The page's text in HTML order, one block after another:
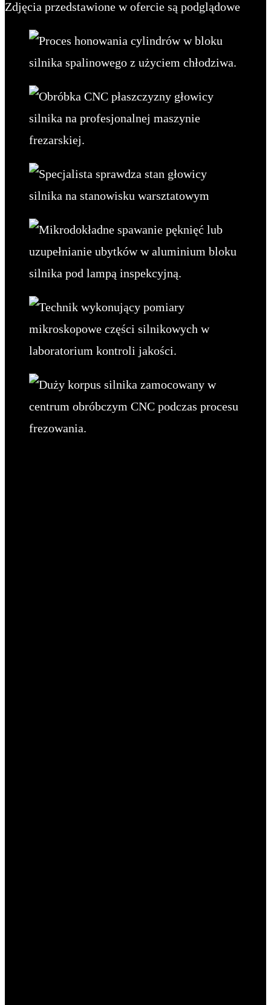
Zdjęcia przedstawione w ofercie są podglądowe